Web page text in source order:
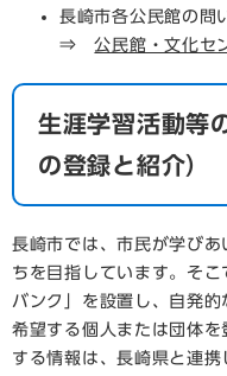
長崎市各公民館の問
⇒公民館・文化セ
生涯学習活動等
の登録と紹介）
長崎市では、市民が学び
ちを目指しています。そ
バンク」を設置し、自発
希望する個人または団体
する情報は、長崎県と連